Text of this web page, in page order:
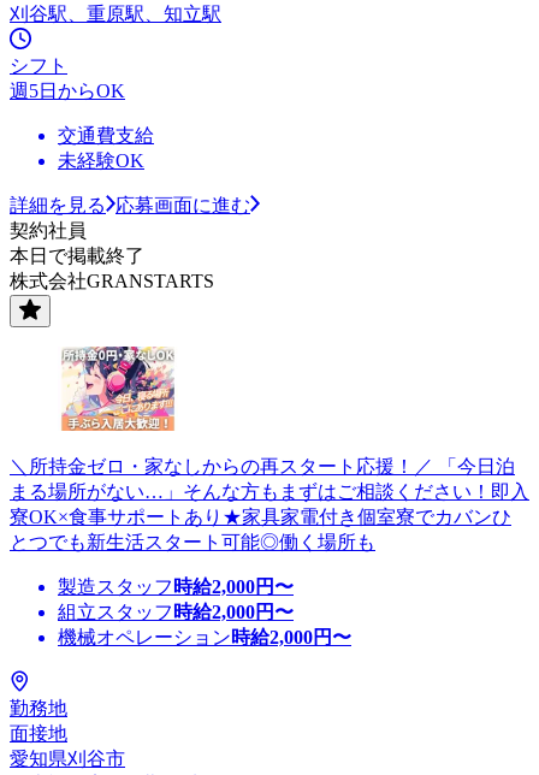
刈谷駅、重原駅、知立駅
シフト
週5日からOK
交通費支給
未経験OK
詳細を見る
応募画面に進む
契約社員
本日で掲載終了
株式会社GRANSTARTS
＼所持金ゼロ・家なしからの再スタート応援！／ 「今日泊
まる場所がない…」そんな方もまずはご相談ください！即入
寮OK×食事サポートあり★家具家電付き個室寮でカバンひ
とつでも新生活スタート可能◎働く場所も
製造スタッフ 時給2,000円〜
組立スタッフ 時給2,000円〜
機械オペレーション時給2,000円〜
勤務地
面接地
愛知県刈谷市